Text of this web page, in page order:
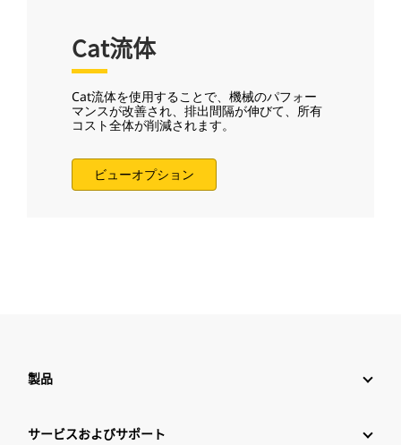
Cat流体
Cat流体を使用することで、機械のパフォー
マンスが改善され、排出間隔が伸びて、所有
コスト全体が削減されます。
ビューオプション
製品
サービスおよびサポート